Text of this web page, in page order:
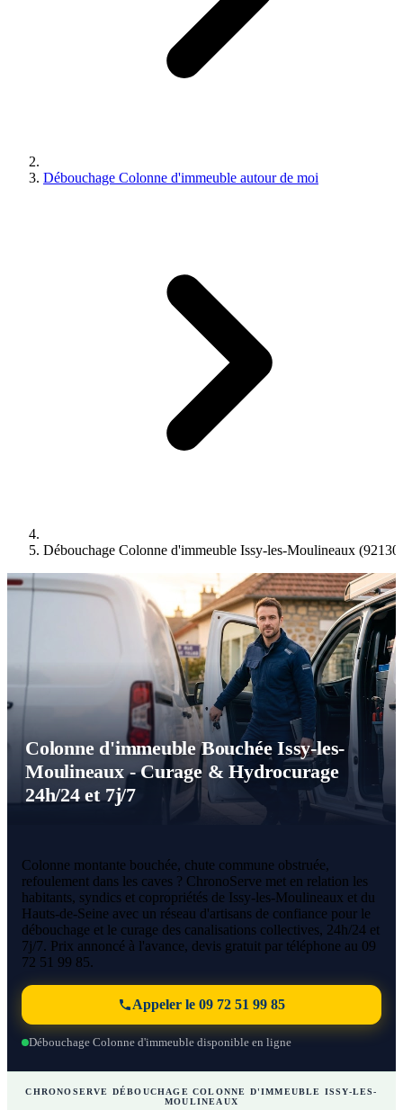
Débouchage Colonne d'immeuble autour de moi
Débouchage Colonne d'immeuble Issy-les-Moulineaux (92130)
Colonne d'immeuble Bouchée Issy-les-
Moulineaux - Curage & Hydrocurage
24h/24 et 7j/7
Colonne montante bouchée, chute commune obstruée,
refoulement dans les caves ? ChronoServe met en relation les
habitants, syndics et copropriétés de Issy-les-Moulineaux et du
Hauts-de-Seine avec un réseau d'artisans de confiance pour le
débouchage et le curage des canalisations collectives, 24h/24 et
7j/7. Prix annoncé à l'avance, devis gratuit par téléphone au 09
72 51 99 85.
Appeler le 09 72 51 99 85
Débouchage Colonne d'immeuble disponible en ligne
CHRONOSERVE DÉBOUCHAGE COLONNE D'IMMEUBLE ISSY-LES-
MOULINEAUX